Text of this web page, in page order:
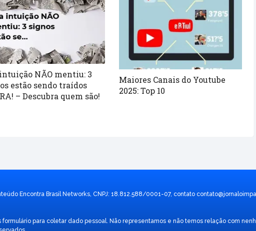
NÃO mentiu: 3
estão sendo traídos
– Descubra quem são!
Maiores Canais do Youtube
2025: Top 10
Encontra Brasil Networks, CNPJ: 18.812.588/0001-07, contato
para coletar dado pessoal. Não representamos e não temos relação com